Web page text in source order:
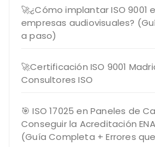
🚀¿Cómo implantar ISO 9001 e
empresas audiovisuales?
a paso)
🚀Certificación ISO 9001
Consultores ISO
🎯 ISO 17025 en Paneles de
Conseguir la Acreditación
(Guía Completa + Errores